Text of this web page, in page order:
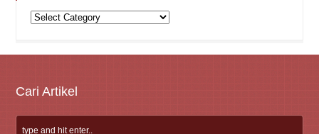
Kategori
Cari Artikel